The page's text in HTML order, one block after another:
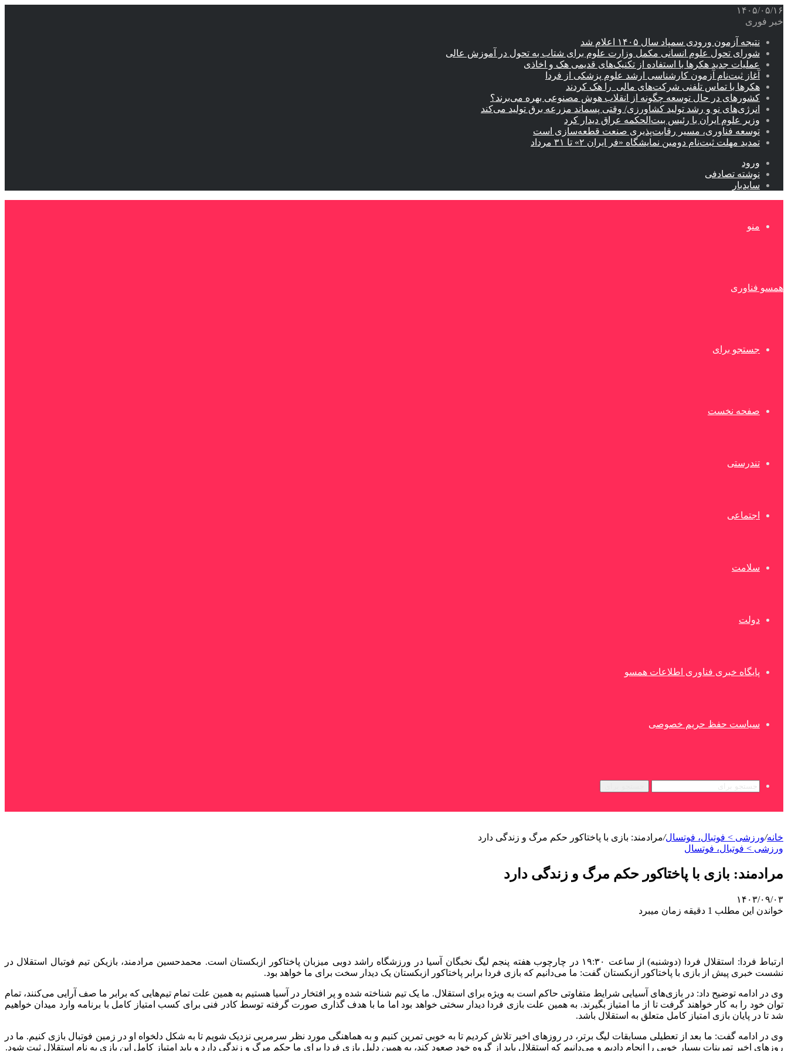
۱۴۰۵/۰۵/۱۶
خبر فوری
نتیجه آزمون ورودی سمپاد سال ۱۴۰۵ اعلام شد
شورای تحول علوم انسانی مکمل وزارت علوم برای شتاب به تحول در آموزش عالی
عملیات جدید هکرها با استفاده از تکنیک‌های قدیمی هک و اخاذی
آغاز ثبت‌نام‌ آزمون کارشناسی ارشد علوم پزشکی از فردا
هکرها با تماس تلفنی شرکت‌های مالی را هک کردند
کشورهای در حال توسعه چگونه از انقلاب هوش مصنوعی بهره می‌برند؟
انرژی‌های نو و رشد تولید کشاورزی/ وقتی پسماند مزرعه‌ برق تولید می‌کند
وزیر علوم ایران با رئیس بیت‌الحکمه عراق دیدار کرد
توسعه فناوری، مسیر رقابت‌پذیری صنعت قطعه‌سازی است
تمدید مهلت ثبت‌نام دومین نمایشگاه «فر ایران ۲» تا ۳۱ مرداد
ورود
نوشته تصادفی
سایدبار
منو
همسو فناوری
جستجو برای
صفحه نخست
تندرستی
اجتماعی
سلامت
دولت
پایگاه خبری فناوری اطلاعات همسو
سیاست حفظ حریم خصوصی
خانه/ورزشی > فوتبال، فوتسال/مرادمند: بازی با پاختاکور حکم مرگ و زندگی دارد
ورزشی > فوتبال، فوتسال
مرادمند: بازی با پاختاکور حکم مرگ و زندگی دارد
۱۴۰۳/۰۹/۰۳
خواندن این مطلب 1 دقیقه زمان میبرد
ارتباط فردا: استقلال فردا (دوشنبه) از ساعت ۱۹:۳۰ در چارچوب هفته پنجم لیگ نخبگان آسیا در ورزشگاه راشد دوبی میزبان پاختاکور ازبکستان است. محمدحسین مرادمند، بازیکن تیم فوتبال استقلال در
نشست خبری پیش از بازی با پاختاکور ازبکستان گفت: ما می‌دانیم که بازی فردا برابر پاختاکور ازبکستان یک دیدار سخت برای ما خواهد بود.
وی در ادامه توضیح داد: در بازی‌های آسیایی شرایط متفاوتی حاکم است به ویژه برای استقلال. ما یک تیم شناخته شده و پر افتخار در آسیا هستیم به همین علت تمام تیم‌هایی که برابر ما صف آرایی می‌کنند، تمام
توان خود را به کار خواهند گرفت تا از ما امتیاز بگیرند. به همین علت بازی فردا دیدار سختی خواهد بود اما ما با هدف گذاری صورت گرفته توسط کادر فنی برای کسب امتیاز کامل با برنامه وارد میدان خواهیم
شد تا در پایان بازی امتیاز کامل متعلق به استقلال باشد.
وی در ادامه گفت: ما بعد از تعطیلی مسابقات لیگ برتر، در روزهای اخیر تلاش کردیم تا به خوبی تمرین کنیم و به هماهنگی مورد نظر سرمربی نزدیک شویم تا به شکل دلخواه او در زمین فوتبال بازی کنیم. ما در
روزهای اخیر تمرینات بسیار خوبی را انجام دادیم و می‌دانیم که استقلال باید از گروه خود صعود کند، به همین دلیل بازی فردا برای ما حکم مرگ و زندگی دارد و باید امتیاز کامل این بازی به نام استقلال ثبت شود.